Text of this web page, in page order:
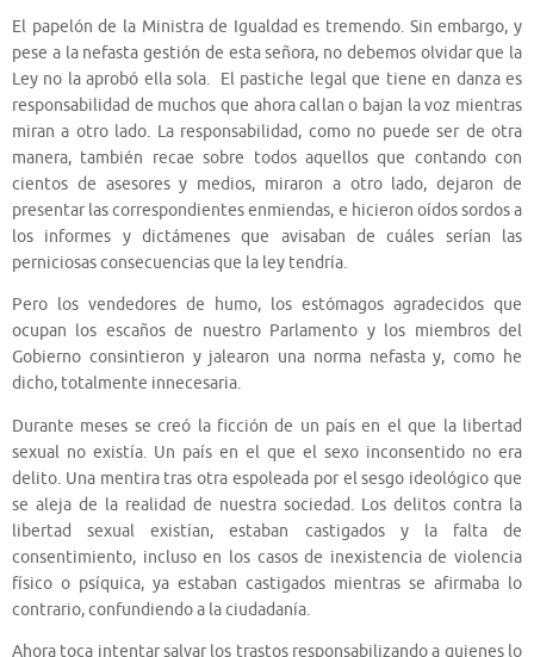
El papelón de la Ministra de Igualdad es tremendo. Sin embargo, y
pese a la nefasta gestión de esta señora, no debemos olvidar que la
Ley no la aprobó ella sola. El pastiche legal que tiene en danza es
responsabilidad de muchos que ahora callan o bajan la voz mientras
miran a otro lado. La responsabilidad, como no puede ser de otra
manera, también recae sobre todos aquellos que contando con
cientos de asesores y medios, miraron a otro lado, dejaron de
presentar las correspondientes enmiendas, e hicieron oídos sordos a
los informes y dictámenes que avisaban de cuáles serían las
perniciosas consecuencias que la ley tendría.
Pero los vendedores de humo, los estómagos agradecidos que
ocupan los escaños de nuestro Parlamento y los miembros del
Gobierno consintieron y jalearon una norma nefasta y, como he
dicho, totalmente innecesaria.
Durante meses se creó la ficción de un país en el que la libertad
sexual no existía. Un país en el que el sexo inconsentido no era
delito. Una mentira tras otra espoleada por el sesgo ideológico que
se aleja de la realidad de nuestra sociedad. Los delitos contra la
libertad sexual existían, estaban castigados y la falta de
consentimiento, incluso en los casos de inexistencia de violencia
físico o psíquica, ya estaban castigados mientras se afirmaba lo
contrario, confundiendo a la ciudadanía.
Ahora toca intentar salvar los trastos responsabilizando a quienes lo